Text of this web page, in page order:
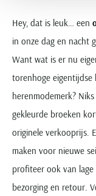
Hey, dat is leuk… een
in onze dag en nacht
Want wat is er nu
torenhoge eigentijdse
herenmodemerk?
gekleurde broeken
originele verkooprijs.
maken voor nieuwe
profiteer ook van
bezorging en retour.